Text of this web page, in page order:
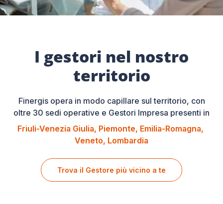
I gestori nel nostro
territorio
Finergis opera in modo capillare sul territorio, con
oltre 30 sedi operative e Gestori Impresa presenti in
Friuli-Venezia Giulia Piemonte Emilia-Romagna
Veneto Lombardia
Trova il Gestore più vicino a te